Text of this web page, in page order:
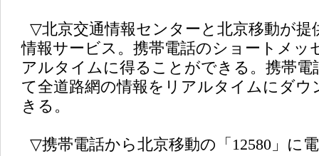
▽北京交通情報センターと北京移動が提
情報サービス。携帯電話のショートメッ
アルタイムに得ることができる。携帯
て全道路網の情報をリアルタイムにダ
きる。
▽携帯電話から北京移動の「12580」に